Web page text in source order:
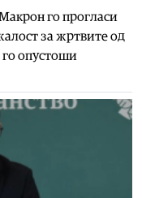
го прогласи
за жртвите од
го опустоши